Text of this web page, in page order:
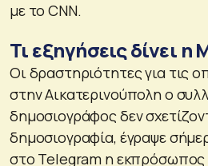
με το CNN.
Τι εξηγήσεις δίνει η
Οι δραστηριότητες για τις
στην Αικατερινούπολη ο
δημοσιογράφος δεν
δημοσιογραφία, έγραψε
στο Telegram η εκπρόσωπος